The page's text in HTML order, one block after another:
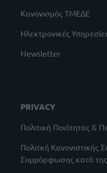
Κανονισμός ΤΜΕΔΕ
Ηλεκτρονικές
Newsletter
PRIVACY
Πολιτική Ποιότητας &
Πολιτκή Κανονιστικής
Συμμόρφωσης κατά